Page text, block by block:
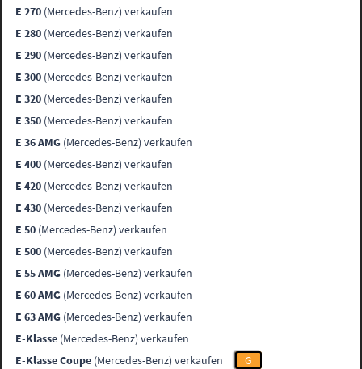
E 270 (Mercedes-Benz) verkaufen
E 280 (Mercedes-Benz) verkaufen
E 290 (Mercedes-Benz) verkaufen
E 300 (Mercedes-Benz) verkaufen
E 320 (Mercedes-Benz) verkaufen
E 350 (Mercedes-Benz) verkaufen
E 36 AMG (Mercedes-Benz) verkaufen
E 400 (Mercedes-Benz) verkaufen
E 420 (Mercedes-Benz) verkaufen
E 430 (Mercedes-Benz) verkaufen
E 50 (Mercedes-Benz) verkaufen
E 500 (Mercedes-Benz) verkaufen
E 55 AMG (Mercedes-Benz) verkaufen
E 60 AMG (Mercedes-Benz) verkaufen
E 63 AMG (Mercedes-Benz) verkaufen
E-Klasse (Mercedes-Benz) verkaufen
E-Klasse Coupe (Mercedes-Benz) verkaufen
G